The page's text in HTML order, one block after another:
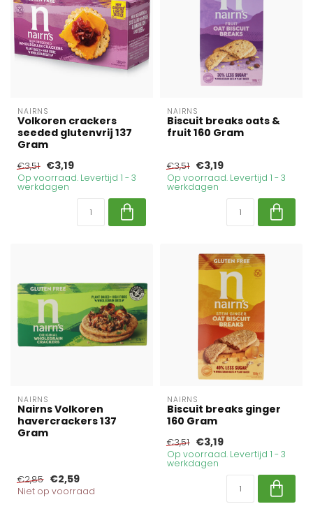
NAIRNS
Volkoren crackers
seeded glutenvrij 137
Gram
€3,51 €3,19
Op voorraad. Levertijd 1 - 3
werkdagen
NAIRNS
Biscuit breaks oats &
fruit 160 Gram
€3,51 €3,19
Op voorraad. Levertijd 1 - 3
werkdagen
NAIRNS
Nairns Volkoren
havercrackers 137
Gram
€2,85 €2,59
Niet op voorraad
NAIRNS
Biscuit breaks ginger
160 Gram
€3,51 €3,19
Op voorraad. Levertijd 1 - 3
werkdagen